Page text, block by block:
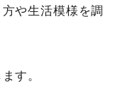
や生活模様を調
す。